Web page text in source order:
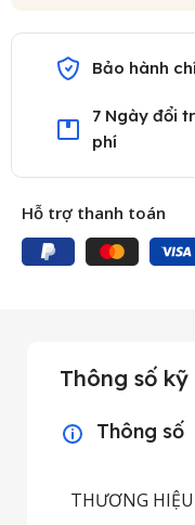
Bảo hành
7 Ngày đổi
phí
Hỗ trợ thanh toán
Thông số
Thông số
THƯƠNG HIỆU